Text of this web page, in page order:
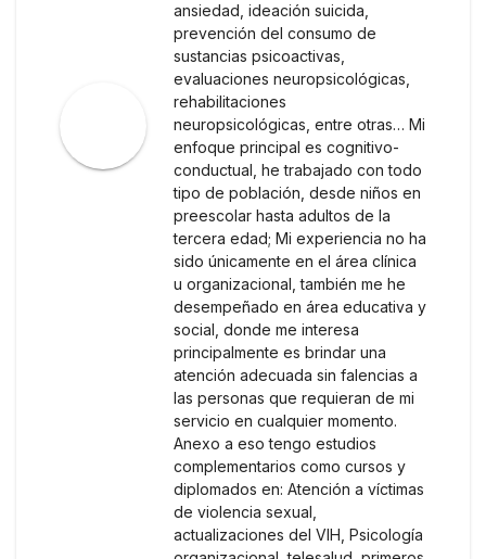
ansiedad, ideación suicida,
prevención del consumo de
sustancias psicoactivas,
evaluaciones neuropsicológicas,
rehabilitaciones
neuropsicológicas, entre otras… Mi
enfoque principal es cognitivo-
conductual, he trabajado con todo
tipo de población, desde niños en
preescolar hasta adultos de la
tercera edad; Mi experiencia no ha
sido únicamente en el área clínica
u organizacional, también me he
desempeñado en área educativa y
social, donde me interesa
principalmente es brindar una
atención adecuada sin falencias a
las personas que requieran de mi
servicio en cualquier momento.
Anexo a eso tengo estudios
complementarios como cursos y
diplomados en: Atención a víctimas
de violencia sexual,
actualizaciones del VIH, Psicología